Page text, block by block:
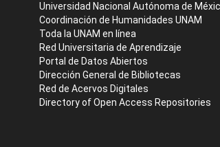
Universidad Nacional Autónoma de
Coordinación de Humanidades UNAM
Toda la UNAM en línea
Red Universitaria de Aprendizaje
Portal de Datos Abiertos
Dirección General de Bibliotecas
Red de Acervos Digitales
Directory of Open Access Repositories